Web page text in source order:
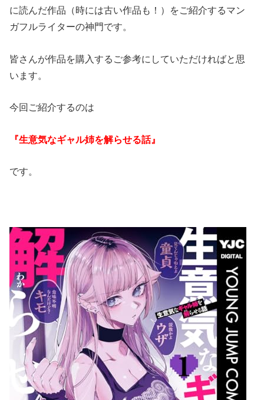
に読んだ作品（時には古い作品も！）をご紹介するマン
ガフルライターの神門です。
皆さんが作品を購入するご参考にしていただければと思
います。
今回ご紹介するのは
『生意気なギャル姉を解らせる話』
です。